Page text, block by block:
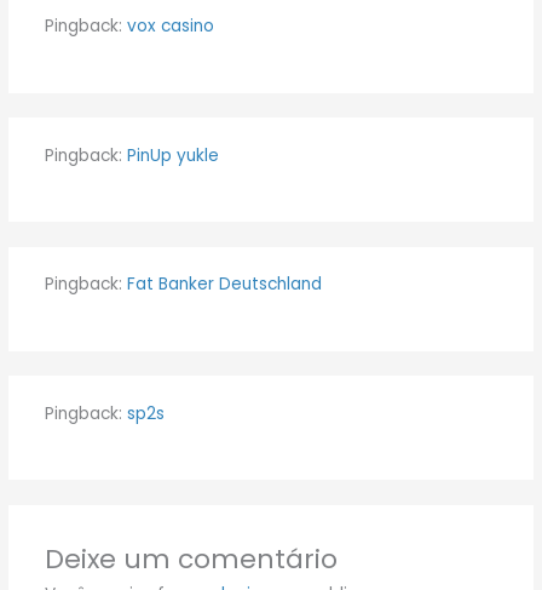
Pingback: vox casino
Pingback: PinUp yukle
Pingback: Fat Banker Deutschland
Pingback: sp2s
Deixe um comentário